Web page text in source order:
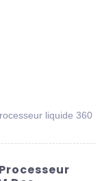
liquide 360